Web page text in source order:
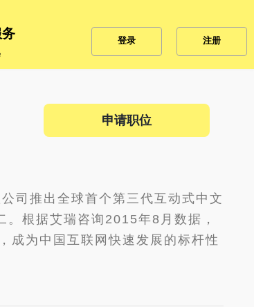
登录 注册
申请职位
司推出全球首个第三代互动式中文
根据艾瑞咨询2015年8月数据，
成为中国互联网快速发展的标杆性